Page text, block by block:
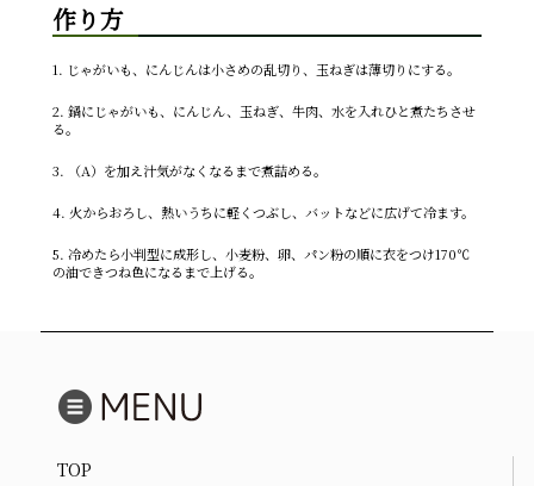
作り方
1. じゃがいも、にんじんは小さめの乱切り、玉ねぎは薄切りにする。
2. 鍋にじゃがいも、にんじん、玉ねぎ、牛肉、水を入れひと煮たちさせ
る。
3. （A）を加え汁気がなくなるまで煮詰める。
4. 火からおろし、熱いうちに軽くつぶし、バットなどに広げて冷ます。
5. 冷めたら小判型に成形し、小麦粉、卵、パン粉の順に衣をつけ170℃
の油できつね色になるまで上げる。
TOP